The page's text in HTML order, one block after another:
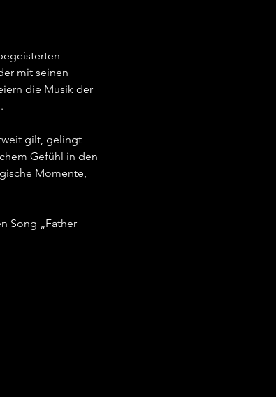
mit seinen
die Musik der
gilt, gelingt
Gefühl in den
Momente,
Song „Father